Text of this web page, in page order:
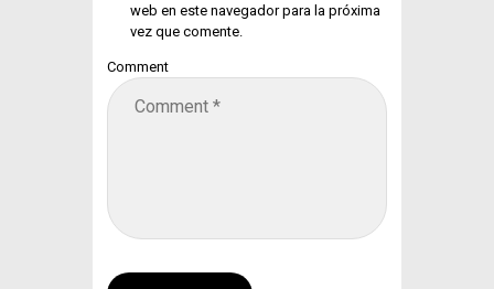
web en este navegador para la próxima
vez que comente.
Comment